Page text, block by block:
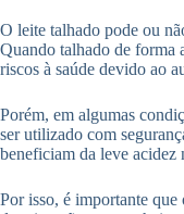
O leite talhado pode ou
Quando talhado de forma
riscos à saúde devido ao
Porém, em algumas
ser utilizado com
beneficiam da leve acidez
Por isso, é importante que